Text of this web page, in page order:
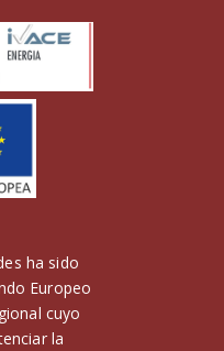
ha sido
Europeo
cuyo
la